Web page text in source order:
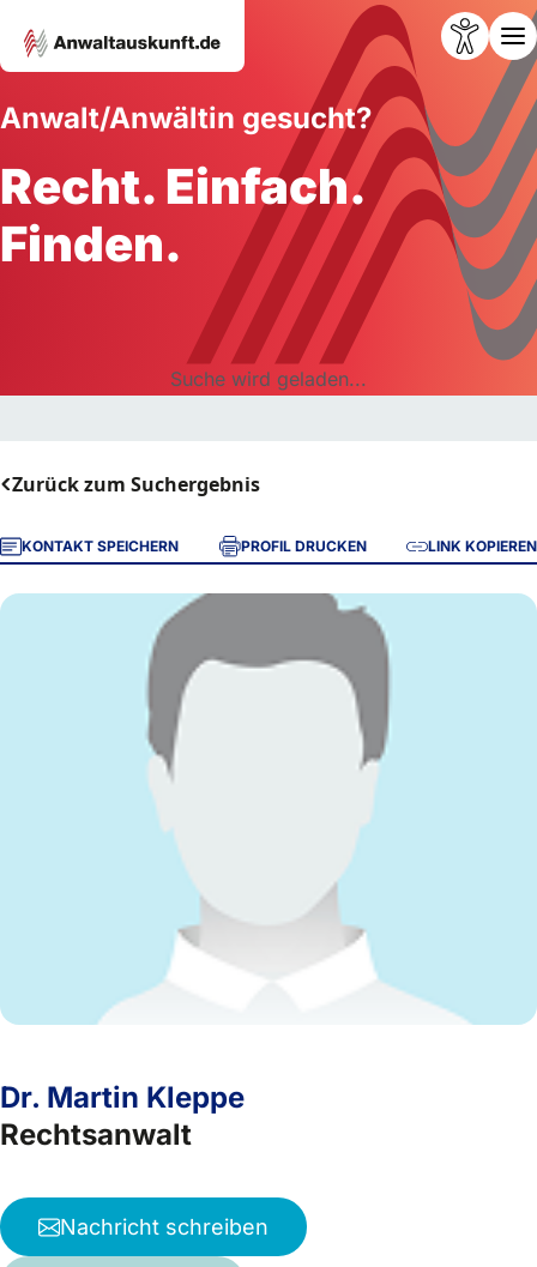
Anwalt/Anwältin gesucht?
Recht. Einfach.
Finden.
Suche wird geladen...
Zurück zum Suchergebnis
KONTAKT SPEICHERN PROFIL DRUCKEN LINK KOPIEREN
Dr. Martin Kleppe
Rechtsanwalt
Nachricht schreiben